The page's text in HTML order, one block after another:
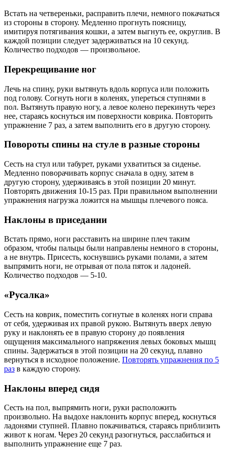
Встать на четвереньки, расправить плечи, немного покачаться
из стороны в сторону. Медленно прогнуть поясницу,
имитируя потягивания кошки, а затем выгнуть ее, округлив. В
каждой позиции следует задерживаться на 10 секунд.
Количество подходов — произвольное.
Перекрещивание ног
Лечь на спину, руки вытянуть вдоль корпуса или положить
под голову. Согнуть ноги в коленях, упереться ступнями в
пол. Вытянуть правую ногу, а левое колено перекинуть через
нее, стараясь коснуться им поверхности коврика. Повторить
упражнение 7 раз, а затем выполнить его в другую сторону.
Повороты спины на стуле в разные стороны
Сесть на стул или табурет, руками ухватиться за сиденье.
Медленно поворачивать корпус сначала в одну, затем в
другую сторону, удерживаясь в этой позиции 20 минут.
Повторять движения 10-15 раз. При правильном выполнении
упражнения нагрузка ложится на мышцы плечевого пояса.
Наклоны в приседании
Встать прямо, ноги расставить на ширине плеч таким
образом, чтобы пальцы были направлены немного в стороны,
а не внутрь. Присесть, коснувшись руками полами, а затем
выпрямить ноги, не отрывая от пола пяток и ладоней.
Количество подходов — 5-10.
«Русалка»
Сесть на коврик, поместить согнутые в коленях ноги справа
от себя, удерживая их правой рукою. Вытянуть вверх левую
руку и наклонять ее в правую сторону до появления
ощущения максимального напряжения левых боковых мышц
спины. Задержаться в этой позиции на 20 секунд, плавно
вернуться в исходное положение. Повторять упражнения по 5
раз в каждую сторону.
Наклоны вперед сидя
Сесть на пол, выпрямить ноги, руки расположить
произвольно. На выдохе наклонить корпус вперед, коснуться
ладонями ступней. Плавно покачиваться, стараясь приблизить
живот к ногам. Через 20 секунд разогнуться, расслабиться и
выполнить упражнение еще 7 раз.